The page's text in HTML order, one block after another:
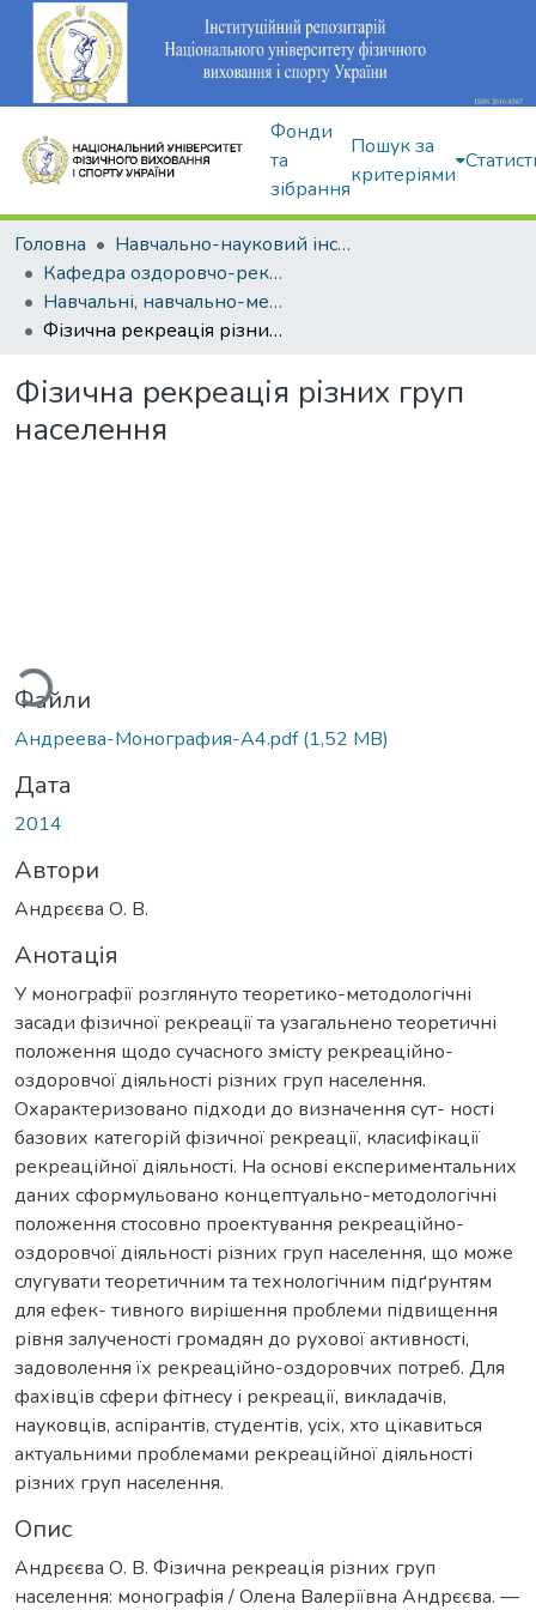
Фонди
та
зібрання
Пошук за
критеріями
Головна
Навчально-науковий інститут здоров'я, реабілітації та фізичного виховання
Кафедра оздоровчо-рекреаційної рухової активності
Навчальні, навчально-методичні видання
Фізична рекреація різних груп населення
Фізична рекреація різних груп
населення
Файли
Андреева-Монография-А4.pdf(1,52 MB)
Дата
2014
Автори
Андрєєва О. В.
Анотація
У монографії розглянуто теоретико-методологічні
засади фізичної рекреації та узагальнено теоретичні
положення щодо сучасного змісту рекреаційно-
оздоровчої діяльності різних груп населення.
Охарактеризовано підходи до визначення сут- ності
базових категорій фізичної рекреації, класифікації
рекреаційної діяльності. На основі експериментальних
даних сформульовано концептуально-методологічні
положення стосовно проектування рекреаційно-
оздоровчої діяльності різних груп населення, що може
слугувати теоретичним та технологічним підґрунтям
для ефек- тивного вирішення проблеми підвищення
рівня залученості громадян до рухової активності,
задоволення їх рекреаційно-оздоровчих потреб. Для
фахівців сфери фітнесу і рекреації, викладачів,
науковців, аспірантів, студентів, усіх, хто цікавиться
актуальними проблемами рекреаційної діяльності
різних груп населення.
Опис
Андрєєва О. В. Фізична рекреація різних груп
населення: монографія / Олена Валеріївна Андрєєва. —